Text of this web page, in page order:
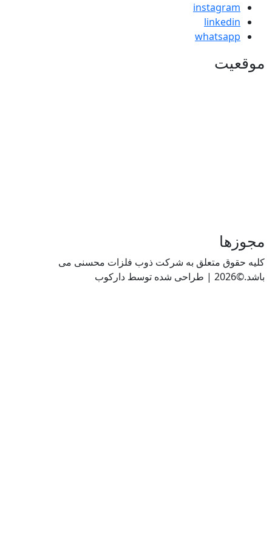
متعلق به شرکت ذوب فلزات محسنی می